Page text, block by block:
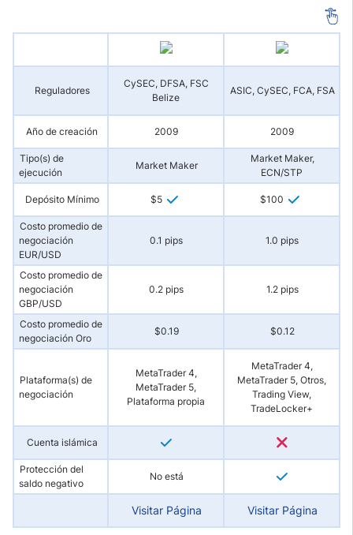
Reguladores
CySEC, DFSA, FSC
Belize
ASIC, CySEC, FCA, FSA
Año de creación 2009 2009
Tipo(s) de
ejecución
Market Maker
Market Maker,
ECN/STP
Depósito Mínimo $5 $100
Costo promedio de
negociación
EUR/USD
0.1 pips 1.0 pips
Costo promedio de
negociación
GBP/USD
0.2 pips 1.2 pips
Costo promedio de
negociación Oro
$0.19 $0.12
Plataforma(s) de
negociación
MetaTrader 4,
MetaTrader 5,
Plataforma propia
MetaTrader 4,
MetaTrader 5, Otros,
Trading View,
TradeLocker+
Cuenta islámica
Protección del
saldo negativo
No está
Visitar Página Visitar Página